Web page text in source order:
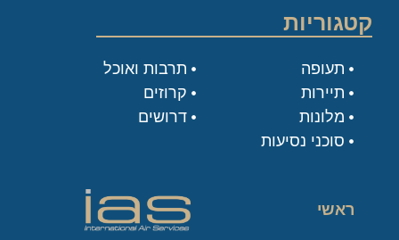
קטגוריות
תעופה
תיירות
מלונות
סוכני נסיעות
תרבות ואוכל
קרוזים
דרושים
ראשי